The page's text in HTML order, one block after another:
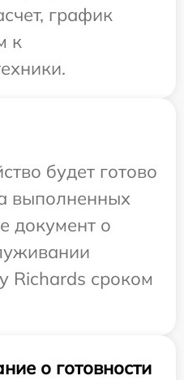
график
к
будет готово
выполненных
документ о
Richards сроком
о готовности